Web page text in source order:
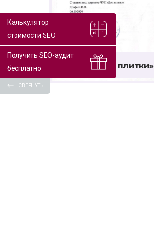
ЧУП «Дом плитки»
Калькулятор
стоимости SEO
Получить SEO-аудит
бесплатно
СВЕРНУТЬ